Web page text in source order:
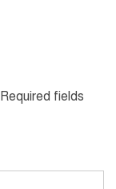
Required fields